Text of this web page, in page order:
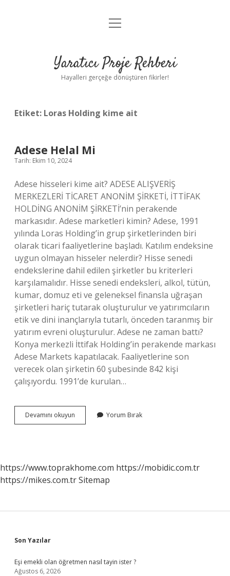
Anasayfa
Yasal Uyarı
menüyü
Yaratıcı Proje Rehberi
Hayalleri gerçeğe dönüştüren fikirler!
Etiket: Loras Holding kime ait
Adese Helal Mi
Tarih: Ekim 10, 2024
Adese hisseleri kime ait? ADESE ALIŞVERİŞ
MERKEZLERİ TİCARET ANONİM ŞİRKETİ, İTTİFAK
HOLDİNG ANONİM ŞİRKETİ’nin perakende
markasıdır. Adese marketleri kimin? Adese, 1991
yılında Loras Holding’in grup şirketlerinden biri
olarak ticari faaliyetlerine başladı. Katılım endeksine
uygun olmayan hisseler nelerdir? Hisse senedi
endekslerine dahil edilen şirketler bu kriterleri
karşılamalıdır. Hisse senedi endeksleri, alkol, tütün,
kumar, domuz eti ve geleneksel finansla uğraşan
şirketleri hariç tutarak oluşturulur ve yatırımcıların
etik ve dini inançlarıyla tutarlı, önceden taranmış bir
yatırım evreni oluşturulur. Adese ne zaman battı?
Konya merkezli İttifak Holding’in perakende markası
Adese Markets kapatılacak. Faaliyetlerine son
verecek olan şirketin 60 şubesinde 842 kişi
çalışıyordu. 1991’de kurulan…
Devamını okuyun
Helal
Yorum Bırak
https://www.toprakhome.com https://mobidic.com.tr
https://mikes.com.trSitemap
Sidebar
Son Yazılar
Eşi emekli olan öğretmen nasıl tayin ister ?
Ağustos 6, 2026